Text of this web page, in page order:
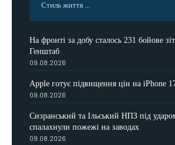
Стиль життя ...
На фронті за добу сталось 231 бойове
Генштаб
09.08.2026
Apple готує підвищення цін на iPhone
09.08.2026
Сизранський та Ільський НПЗ під
спалахнули пожежі на заводах
09.08.2026